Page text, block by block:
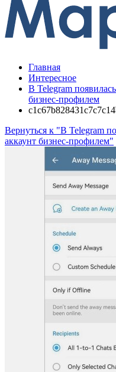
Главная
Интересное
В Telegram
бизнес-профилем
Вернуться к "В Telegram
аккаунт бизнес-профилем"